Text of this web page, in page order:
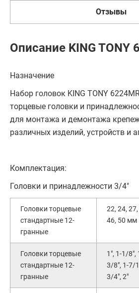
Отзывы
Описание KING TONY
Назначение
Набор головок KING TONY
торцевые головки и
для монтажа и демонтажа
различных изделий, устройств и
Комплектация:
Головки и принадлежности 3/4"
Головки торцевые
стандартные 12-
гранные
22, 24,
46, 50 мм
Головки торцевые
стандартные 12-
гранные
1", 1-1/8",
3/8", 1-7/
3/4", 2"